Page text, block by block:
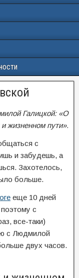
Галицкой: «О
жизненном пути».
с
и забудешь, а
Захотелось,
больше.
еще 10 дней
с
все-таки)
с Людмилой
двух часов.